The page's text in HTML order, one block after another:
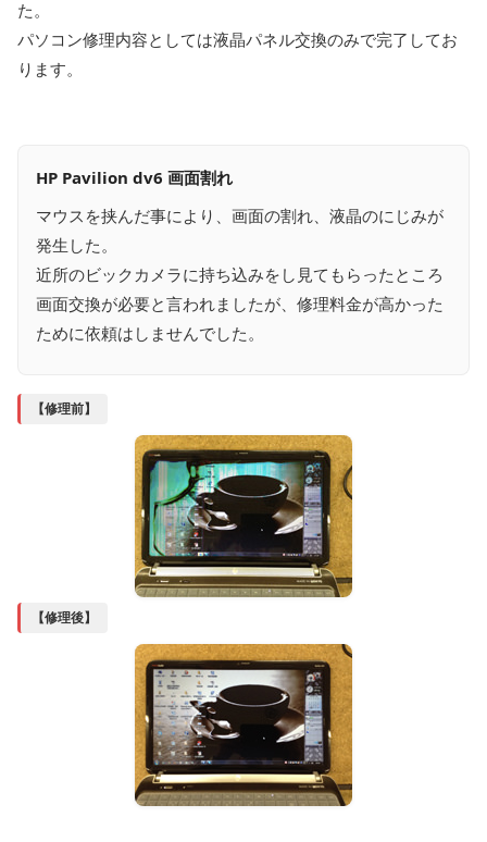
た。
パソコン修理内容としては液晶パネル交換のみで完了してお
ります。
HP Pavilion dv6 画面割れ
マウスを挟んだ事により、画面の割れ、液晶のにじみが
発生した。
近所のビックカメラに持ち込みをし見てもらったところ
画面交換が必要と言われましたが、修理料金が高かった
ために依頼はしませんでした。
【修理前】
【修理後】